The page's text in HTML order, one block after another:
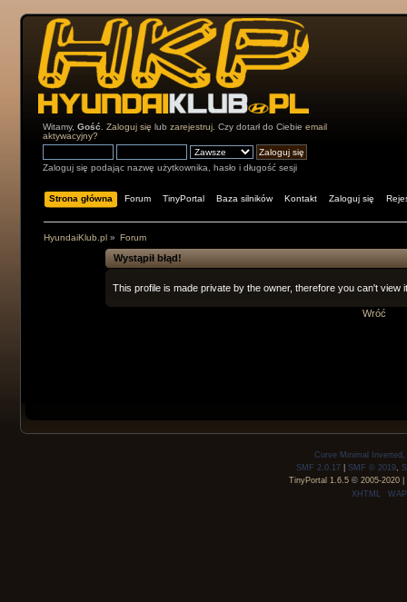
Witamy,Gość .Zaloguj się lubzarejestruj . Czy dotarł do Ciebieemail
aktywacyjny?
Zaloguj się podając nazwę użytkownika, hasło i długość sesji
Strona główna Forum TinyPortal Baza silników Kontakt Zaloguj się
HyundaiKlub.pl» Forum
Wystąpił błąd!
This profile is made private by the owner, therefore you can't view
Wróć
Curve Minimal
SMF 2.0.17 |SMF © 2019,
TinyPortal 1.6.5© 2005-2020|
XHTML